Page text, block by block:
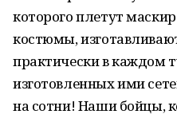
которого плетут
костюмы,
практически в каждом
изготовленных ими
на сотни! Наши бойцы,